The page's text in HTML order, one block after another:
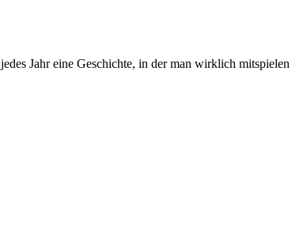
Jahr eine Geschichte, in der man wirklich mitspielen